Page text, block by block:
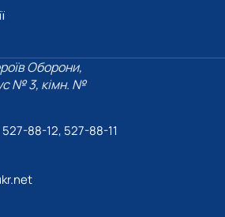
Оборони,
№ 3, кімн. №
88-12, 527-88-11